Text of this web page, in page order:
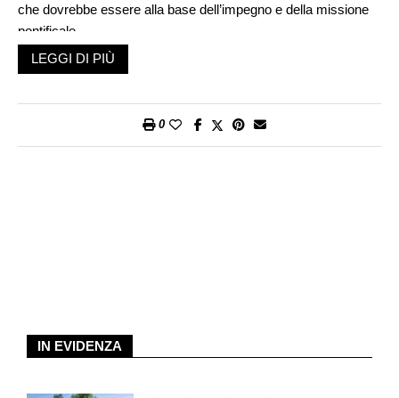
che dovrebbe essere alla base dell’impegno e della missione
pontificale.
La parabola del papato di Francesco è ormai sufficientemente
nelle diatribe teologiche, tantomeno negli scandali finanziari,
contrastare l’espansione concorrente delle «sette evangelicali»
LEGGI DI PIÙ
0
IN EVIDENZA